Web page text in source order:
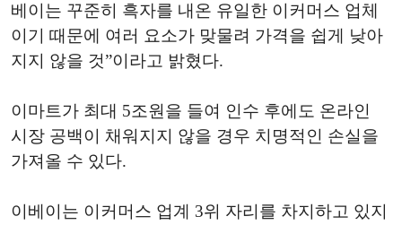
베이는 꾸준히 흑자를 내온 유일한 이커머스 업체
이기 때문에 여러 요소가 맞물려 가격을 쉽게 낮아
지지 않을 것”이라고 밝혔다.
이마트가 최대 5조원을 들여 인수 후에도 온라인
시장 공백이 채워지지 않을 경우 치명적인 손실을
가져올 수 있다.
이베이는 이커머스 업계 3위 자리를 차지하고 있지